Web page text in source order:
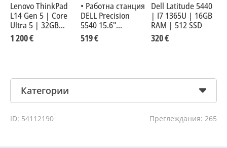
Lenovo ThinkPad
L14 Gen 5 | Core
Ultra 5 | 32GB
DDR5 | 512GB SSD
| Гаранция 2028
1 200 €
• Работна станция
DELL Precision
5540 15.6"
Ultrasharp (FHD)
i5-
519 €
Dell Latitude 5440
| I7 1365U | 16GB
RAM | 512 SSD
320 €
Категории
ID: 54112190 Преглеждания: 265